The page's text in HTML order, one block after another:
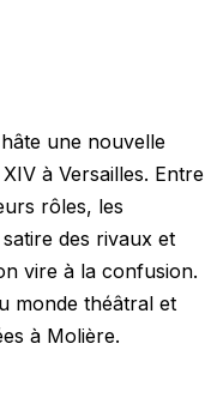
une nouvelle
à Versailles. Entre
rôles, les
des rivaux et
vire à la confusion.
monde théâtral et
à Molière.